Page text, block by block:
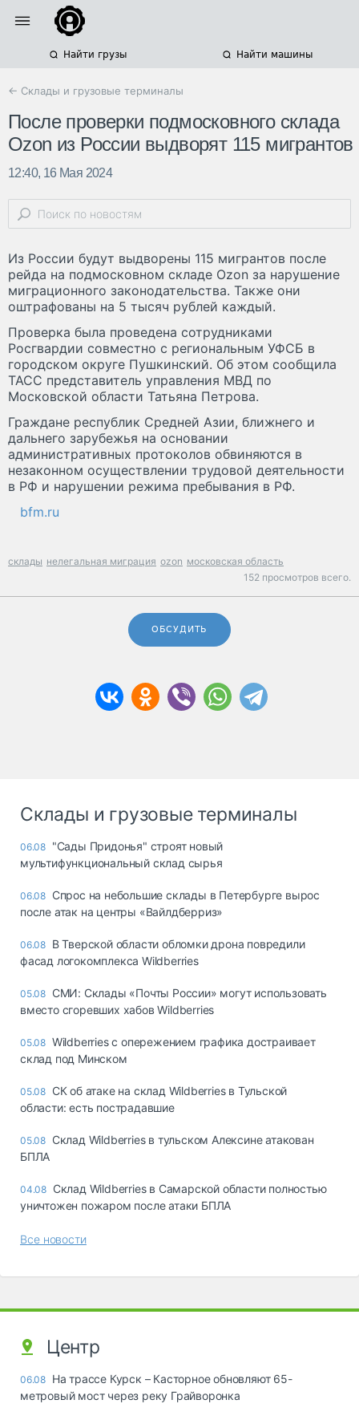
Найти грузы Найти машины
← Склады и грузовые терминалы
После проверки подмосковного склада
Ozon из России выдворят 115 мигрантов
12:40, 16 Мая 2024
Из России будут выдворены 115 мигрантов после
рейда на подмосковном складе Ozon за нарушение
миграционного законодательства. Также они
оштрафованы на 5 тысяч рублей каждый.
Проверка была проведена сотрудниками
Росгвардии совместно с региональным УФСБ в
городском округе Пушкинский. Об этом сообщила
ТАСС представитель управления МВД по
Московской области Татьяна Петрова.
Граждане республик Средней Азии, ближнего и
дальнего зарубежья на основании
административных протоколов обвиняются в
незаконном осуществлении трудовой деятельности
в РФ и нарушении режима пребывания в РФ.
bfm.ru
склады нелегальная миграция ozon московская область
152 просмотров всего.
ОБСУДИТЬ
Склады и грузовые терминалы
06.08 "Сады Придонья" строят новый
мультифункциональный склад сырья
06.08 Спрос на небольшие склады в Петербурге вырос
после атак на центры «Вайлдберриз»
06.08 В Тверской области обломки дрона повредили
фасад логокомплекса Wildberries
05.08 СМИ: Склады «Почты России» могут использовать
вместо сгоревших хабов Wildberries
05.08 Wildberries с опережением графика достраивает
склад под Минском
05.08 СК об атаке на склад Wildberries в Тульской
области: есть пострадавшие
05.08 Склад Wildberries в тульском Алексине атакован
БПЛА
04.08 Склад Wildberries в Самарской области полностью
уничтожен пожаром после атаки БПЛА
Все новости
Центр
06.08 На трассе Курск – Касторное обновляют 65-
метровый мост через реку Грайворонка